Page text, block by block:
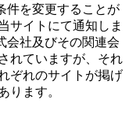
件を変更することが
サイトにて通知しま
会社及びその関連会
れていますが、それ
ぞれのサイトが掲げ
ります。